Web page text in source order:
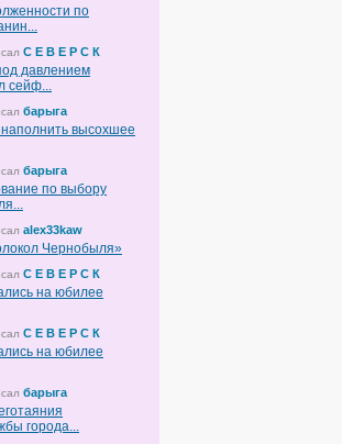
по
С Е В Е Р С К
давлением
сейф...
барыга
высохшее
барыга
по выбору
alex33kaw
Чернобыля»
С Е В Е Р С К
на юбилее
С Е В Е Р С К
на юбилее
барыга
города...